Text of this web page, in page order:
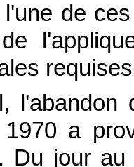
de
a
Du jour